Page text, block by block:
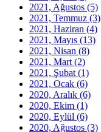
2021, Ağustos (5)
2021, Temmuz (3)
2021, Haziran (4)
2021, Mayıs (13)
2021, Nisan (8)
2021, Mart (2)
2021, Şubat (1)
2021, Ocak (6)
2020, Aralık (6)
2020, Ekim (1)
2020, Eylül (6)
2020, Ağustos (3)